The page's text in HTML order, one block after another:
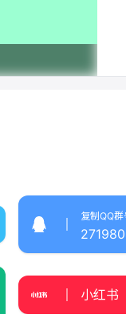
复制QQ群
小红书